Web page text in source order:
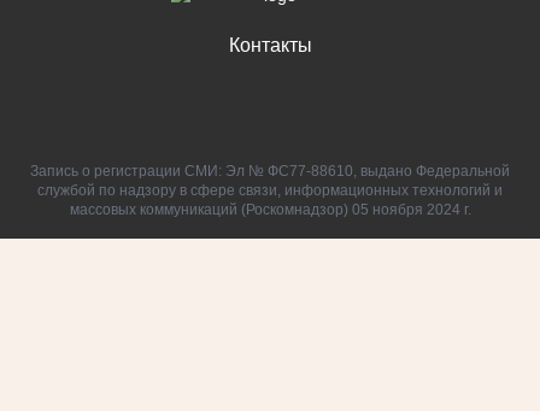
Контакты
Запись о регистрации СМИ: Эл № ФС77-88610, выдано Федеральной
службой по надзору в сфере связи, информационных технологий и
массовых коммуникаций (Роскомнадзор) 05 ноября 2024 г.